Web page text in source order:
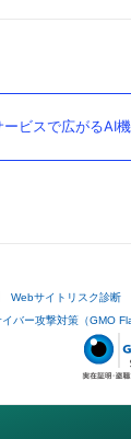
ビスで広がるAI
Webサイトリスク診断
イバー攻撃対策（GMO